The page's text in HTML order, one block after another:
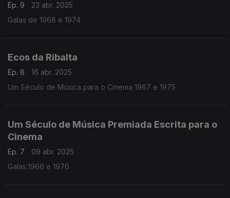
Ep. 9
23 abr. 2025
Galas de 1968 e 1974
Ecos da Ribalta
Ep. 8
16 abr. 2025
Um Século de Música para o Cinema 1967 e 1975
Um Século de Música Premiada Escrita para o
Cinema
Ep. 7
09 abr. 2025
Galas:1966 e 1976